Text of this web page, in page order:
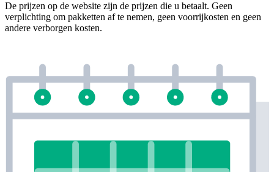
De prijzen op de website zijn de prijzen die u betaalt. Geen
verplichting om pakketten af te nemen, geen voorrijkosten en geen
andere verborgen kosten.